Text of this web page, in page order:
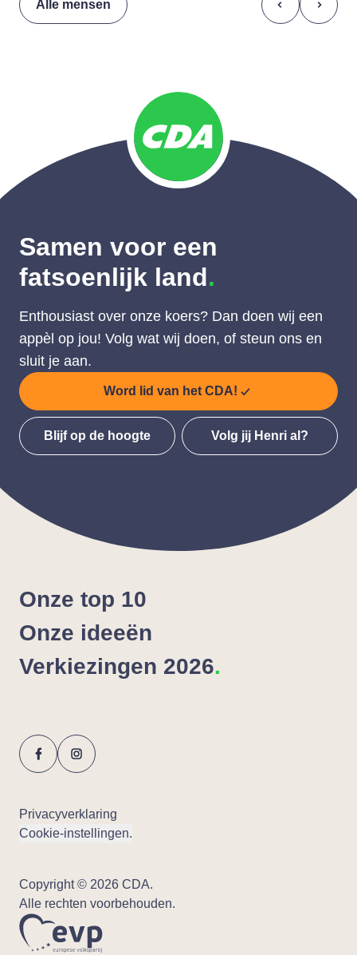
Alle mensen
Samen voor een
fatsoenlijk land.
Enthousiast over onze koers? Dan doen wij een
appèl op jou! Volg wat wij doen, of steun ons en
sluit je aan.
Word lid van het CDA!
Blijf op de hoogte Volg jij Henri al?
Onze top 10
Onze idee­ën
Ver­kie­zin­gen 2026.
Privacyverklaring
Cookie-instellingen.
Copyright © 2026 CDA.
Alle rechten voorbehouden.